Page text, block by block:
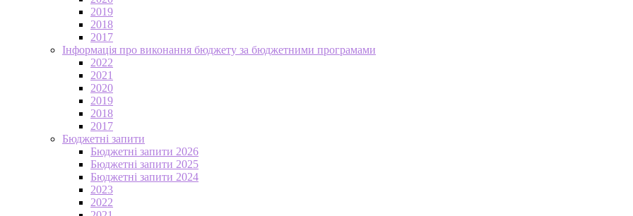
2019
2018
2017
Інформація про виконання бюджету за бюджетними програмами
2022
2021
2020
2019
2018
2017
Бюджетні запити
Бюджетні запити 2026
Бюджетні запити 2025
Бюджетні запити 2024
2023
2022